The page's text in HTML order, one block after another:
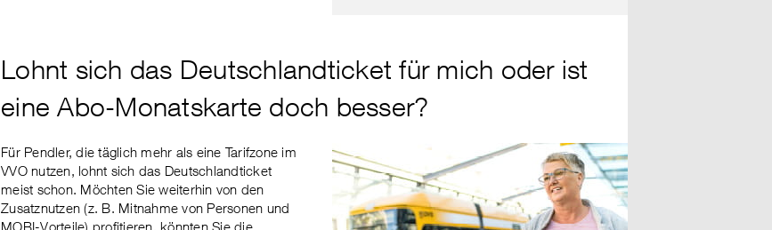
Lohnt sich das Deutschlandticket für mich oder ist
eine Abo-Monatskarte doch besser?
Für Pendler, die täglich mehr als eine Tarifzone im
VVO nutzen, lohnt sich das Deutschland­ticket
meist schon. Möchten Sie weiterhin von den
Zusatznutzen (z. B. Mitnahme von Personen und
MOBI-Vorteile) profitieren, könnten Sie die